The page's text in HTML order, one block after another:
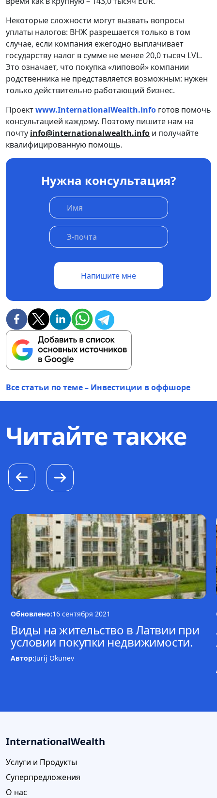
Некоторые сложности могут вызвать вопросы
уплаты налогов: ВНЖ разрешается только в том
случае, если компания ежегодно выплачивает
государству налог в сумме не менее 20,0 тысяч LVL.
Это означает, что покупка «липовой» компании
родственника не представляется возможным: нужен
только действительно работающий бизнес.
Проектwww.InternationalWealth.info готов помочь
консультацией каждому. Поэтому пишите нам на
почту info@internationalwealth.info и получайте
квалифицированную помощь.
Нужна консультация?
Напишите мне
Все статьи по теме – Инвестиции в оффшоре
Читайте также
Обновлено:16 сентября 2021
Виды на жительство в Латвии при
условии покупки недвижимости.
Автор:Jurij Okunev
InternationalWealth
Услуги и Продукты
Суперпредложения
О нас